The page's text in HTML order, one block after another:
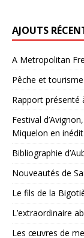
AJOUTS
A Metropolitan
Pêche et
Rapport présenté
Festival
Miquelon en inédit
Bibliographie
Nouveautés de
Le fils de la
L’extraordinaire
Les œuvres de